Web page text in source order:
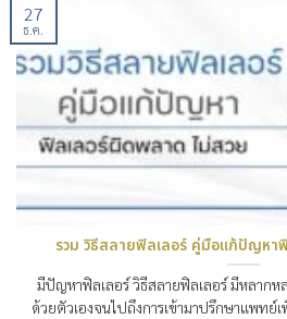
รวม วิธีสลายฟิลเลอร์ คู่มือแก้ปัญหา
มีปัญหาฟิลเลอร์ วิธีสลายฟิลเลอร์ มีหลากห
ด้วยตัวเองจนไปถึงการเข้ามาปรึกษาแพทย์
27
ธ.ค.